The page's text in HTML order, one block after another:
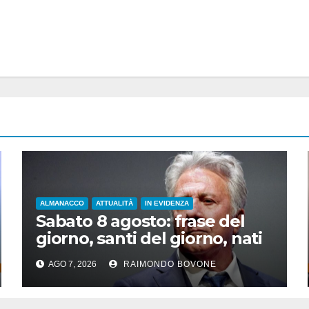
ALMANACCO ATTUALITÀ IN EVIDENZA
Sabato 8 agosto: frase del
giorno, santi del giorno, nati
famosi, accadde oggi
AGO 7, 2026 RAIMONDO BOVONE